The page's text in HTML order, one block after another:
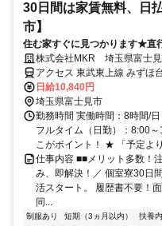
30日間は家賃無料、日
市】
住む家すぐに見つかります★直
に入る！
株式会社MKR 埼玉県富士
アクセス 東武東上線 みずほ
徒歩約18分、東武東上線 柳
ア(池袋駅、みずほ台駅、ふ
北朝霞駅)
日給10,840円
埼玉県富士見市
勤務時間 実働時間：8時間/
フルタイム（日勤）：8:00
こがポイント！ ★ 「予定よ
仕事内容 ■■メリット多数！
み、即解決！／ 個室寮30日
活スタート。 履歴書不要！
同...
制服あり 短期（3ヵ月以内） 扶養